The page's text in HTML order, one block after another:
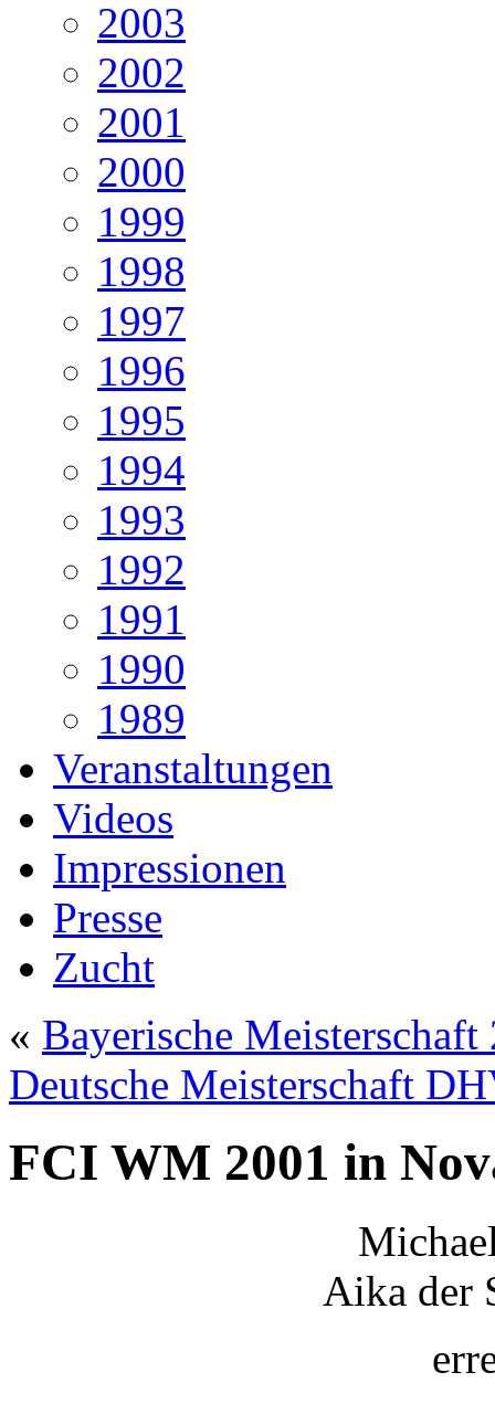
2003
2002
2001
2000
1999
1998
1997
1996
1995
1994
1993
1992
1991
1990
1989
Veranstaltungen
Videos
Impressionen
Presse
Zucht
« Bayerische
Deutsche Meisterschaft
FCI WM 2001 in
Aika der